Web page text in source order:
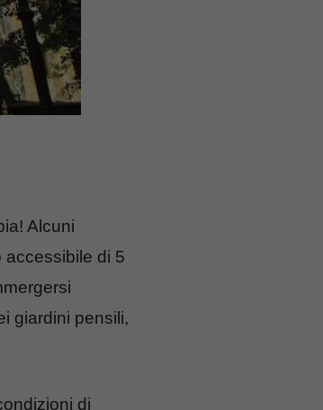
Alcuni
accessibile di 5
giardini pensili,
di